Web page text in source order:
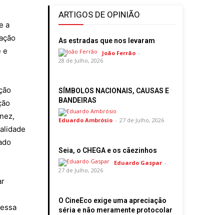
a
e
ARTIGOS DE OPINIÃO
As estradas que nos levaram
João Ferrão -
28 de Julho, 2026
SÍMBOLOS NACIONAIS, CAUSAS E
BANDEIRAS
Eduardo Ambrósio - 27 de Julho, 2026
Seia, o CHEGA e os cãezinhos
Eduardo Gaspar -
27 de Julho, 2026
O CineEco exige uma apreciação
séria e não meramente protocolar